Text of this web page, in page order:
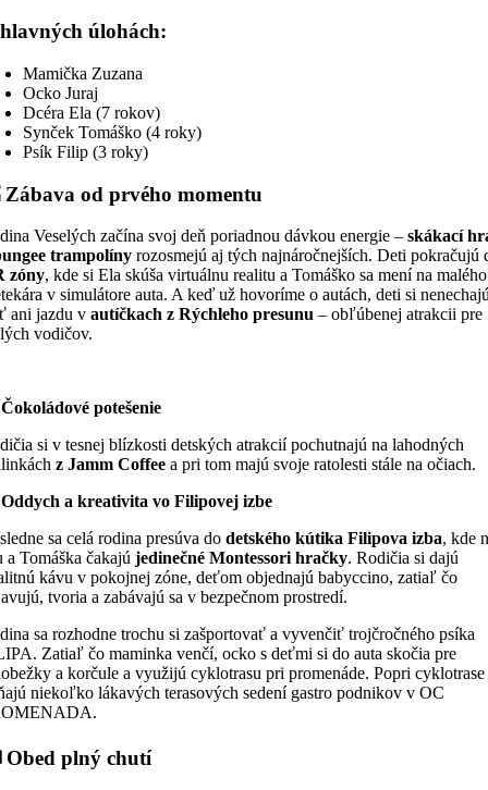
úlohách:
Mamička Zuzana
Ocko Juraj
Dcéra Ela (7 rokov)
Synček Tomáško (4 roky)
Psík Filip (3 roky)
Zábava od prvého momentu
Veselých začína svoj deň poriadnou dávkou energie –skákací
trampolíny rozosmejú aj tých najnáročnejších. Deti pokračujú
zóny, kde si Ela skúša virtuálnu realitu a Tomáško sa mení na malého
v simulátore auta. A keď už hovoríme o autách, deti si
ani jazdu vautíčkach z Rýchleho presunu – obľúbenej atrakcii pre
vodičov.
potešenie
si v tesnej blízkosti detských atrakcií pochutnajú na lahodných
z Jamm Coffee a pri tom majú svoje ratolesti stále na očiach.
a kreativita vo Filipovej izbe
sa celá rodina presúva dodetského kútika Filipova izba, kde
a Tomáška čakajújedinečné Montessori hračky. Rodičia si dajú
kávu v pokojnej zóne, deťom objednajú babyccino, zatiaľ čo
tvoria a zabávajú sa v bezpečnom prostredí.
sa rozhodne trochu si zašportovať a vyvenčiť trojčročného psíka
Zatiaľ čo maminka venčí, ocko s deťmi si do auta skočia pre
a korčule a využijú cyklotrasu pri promenáde. Popri cyklotrase
niekoľko lákavých terasových sedení gastro podnikov v OC
️ Obed plný chutí